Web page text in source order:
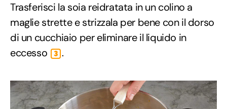
Trasferisci la soia reidratata in un colino a
maglie strette e strizzala per bene con il dorso
di un cucchiaio per eliminare il liquido in
eccesso
3 .